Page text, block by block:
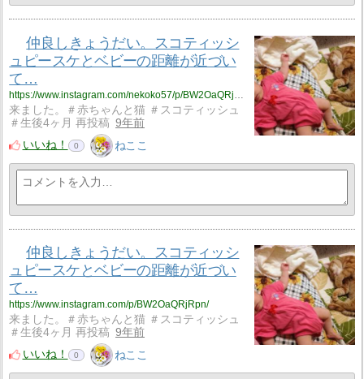
仲良しきょうだい。スコティッシ
ュピースケとベビーの距離が近づい
て…
https://www.instagram.com/nekoko57/p/BW2OaQRjRpn/
来ました。＃赤ちゃんと猫 ＃スコティッシュ
＃生後4ヶ月 再投稿 9年前
いいね！
0 ねここ
仲良しきょうだい。スコティッシ
ュピースケとベビーの距離が近づい
て…
https://www.instagram.com/p/BW2OaQRjRpn/
来ました。＃赤ちゃんと猫 ＃スコティッシュ
＃生後4ヶ月 再投稿 9年前
いいね！
0 ねここ